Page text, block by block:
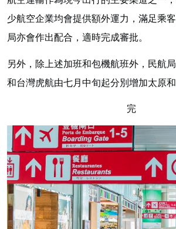
少航空企業均會提供額外運力，滿足乘
局亦會作出配合，適時完成審批。
另外，除上述加班和包機航班外，民航
和台灣虎航由七月中旬起分別增加太原和
完